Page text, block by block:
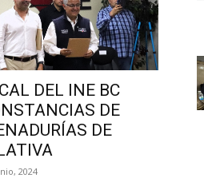
DEL INE BC
DE
DE
2024